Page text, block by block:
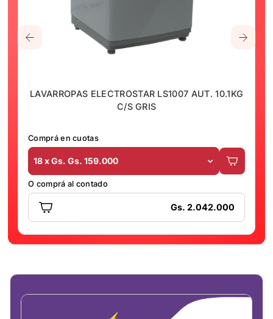
LAVARROPAS ELECTROSTAR LS1007 AUT. 10.1KG
C/S GRIS
Comprá en cuotas
18 x Gs. Gs. 159.000
O comprá al contado
Gs. 2.042.000